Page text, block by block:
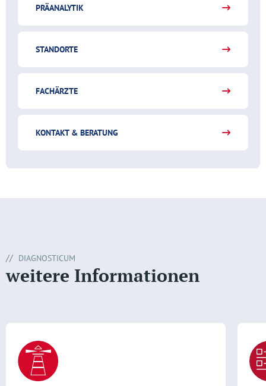
PRÄANALYTIK
STANDORTE
FACHÄRZTE
KONTAKT & BERATUNG
DIAGNOSTICUM
weitere Informationen